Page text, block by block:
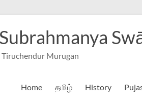
Murugan
Home தமிழ் History